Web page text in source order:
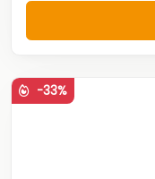
-33%